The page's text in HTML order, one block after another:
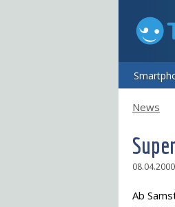
News
08.04.2000
Ab